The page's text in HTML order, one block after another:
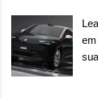
e
n
t
á
r